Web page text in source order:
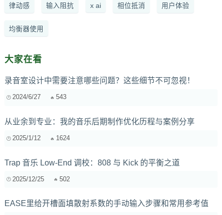
律动感 输入阻抗 x ai 相位抵消 用户体验
均衡器使用
大家在看
录音室设计中需要注意哪些问题？这些细节不可忽视！
2024/6/27 543
从业余到专业：我的音乐后期制作优化历程与案例分享
2025/1/12 1624
Trap 音乐 Low-End 调校：808 与 Kick 的平衡之道
2025/12/25 502
EASE里给开槽面填散射系数的手动输入步骤和常用参考值